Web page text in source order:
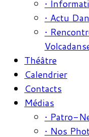
•
• Actu
•
Théâtre
Calendrier
Contacts
Médias
• Patro-
• Nos